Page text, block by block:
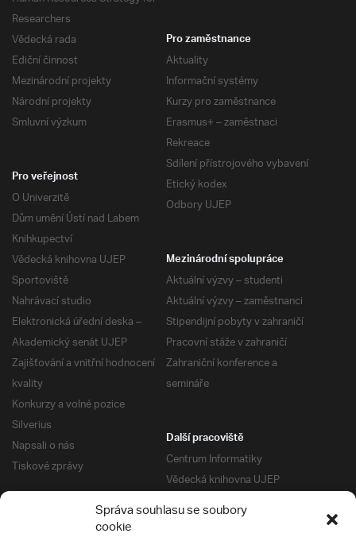
Správa souhlasu se soubory
cookie
Researchers
Vědecká rada
Ediční činnost
Mezinárodní projekty
Národní projekty
Smluvní výzkum
Pro zaměstnance
Aktuality
Informační systémy
Kurzy pro zaměstnance
Erasmus+ – zaměstnaci
Rekreace
Sdílení přístrojového vybavení
Etický kodex
Odbory UJEP
Pro veřejnost
O Univerzitě
Dům umění Ústí nad Labem
Knihkupectví
Vědecká knihovna UJEP
Sportoviště
Nahrávací studio
Elektronická úřední deska –
Akademický senát UJEP
Zajišťování a vnitřní hodnocení
kvality
Konkurzy a volné pozice
Silverius
Napsali o nás
Tiskové zprávy
Mezinárodní spolupráce
Aktuální výzvy – studenti
Aktuální výzvy – zaměstnanci
Stipendijní pobyty v zahraničí
Pracovní stáže v zahraničí
Zahraniční konference a
semináře
Další pracoviště
Centrum Informatiky
Vědecká knihovna UJEP
Správa kolejí a menz
Univerzitní centrum podpory